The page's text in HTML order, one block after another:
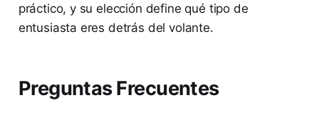
práctico, y su elección define qué tipo de
entusiasta eres detrás del volante.
Preguntas Frecuentes